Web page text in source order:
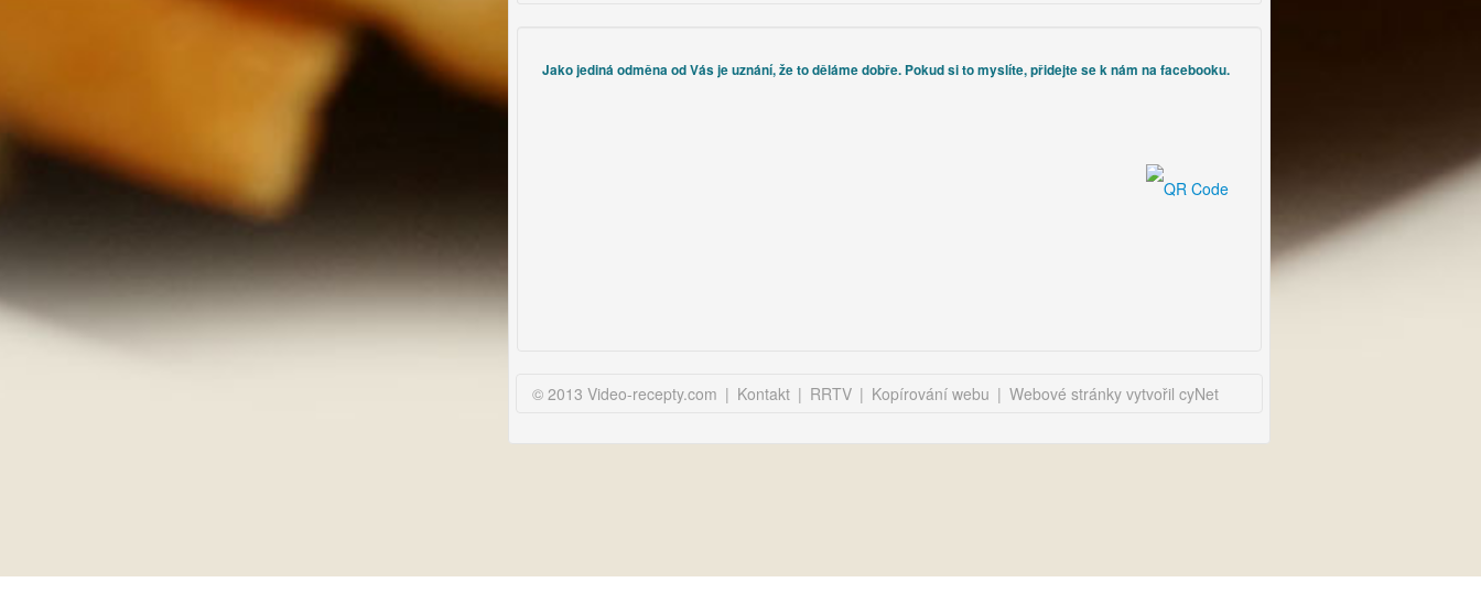
Jako jediná odměna od Vás je uznání, že to děláme dobře. Pokud si to myslíte, přidejte se k nám na facebooku.
© 2013 Video-recepty.com | Kontakt | RRTV | Kopírování webu | Webové stránky vytvořil cyNet